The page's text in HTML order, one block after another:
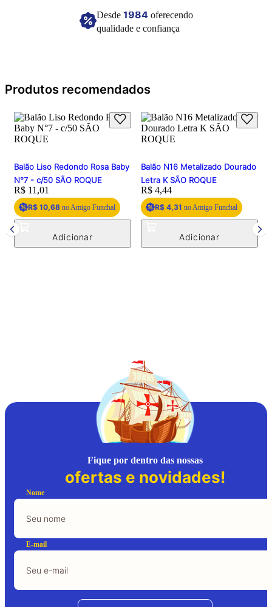
Imagem meramente ilustrativa.Desde 1984oferecendo
qualidade e confiança
Produtos recomendados
Balão Liso Redondo Rosa Baby
N°7 - c/50 SÃO ROQUE
Price:
R$ 11,01
R$ 10,68 no Amigo Funchal
Balão N16 Metalizado Dourado
Letra K SÃO ROQUE
Price:
R$ 4,44
R$ 4,31 no Amigo Funchal
Fique por dentro das nossas
ofertas e novidades!
Nome
E-mail